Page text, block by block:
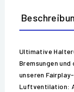
Ultimative
Bremsungen
unseren
Luftventilation: